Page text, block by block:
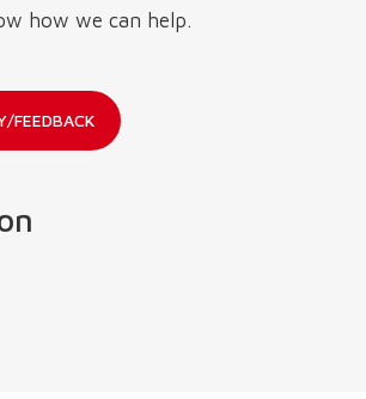
how we can help.
FEEDBACK